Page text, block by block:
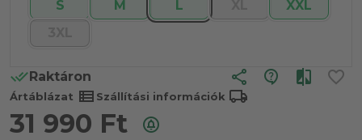
S M L
XXL
Raktáron share
Ártáblázat view_list Szállítási információk local_shipping
31 990 Ft